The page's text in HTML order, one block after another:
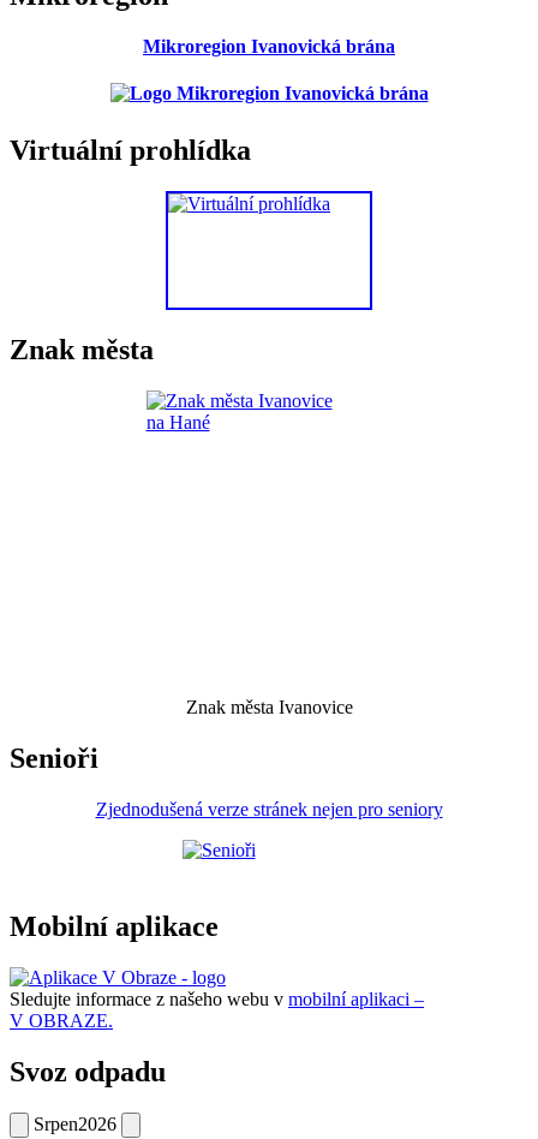
Mikroregion Ivanovická brána
Virtuální prohlídka
Znak města
Znak města Ivanovice
Senioři
Zjednodušená verze stránek nejen pro seniory
Mobilní aplikace
Sledujte informace z našeho webu v mobilní aplikaci –
V OBRAZE.
Svoz odpadu
Srpen2026